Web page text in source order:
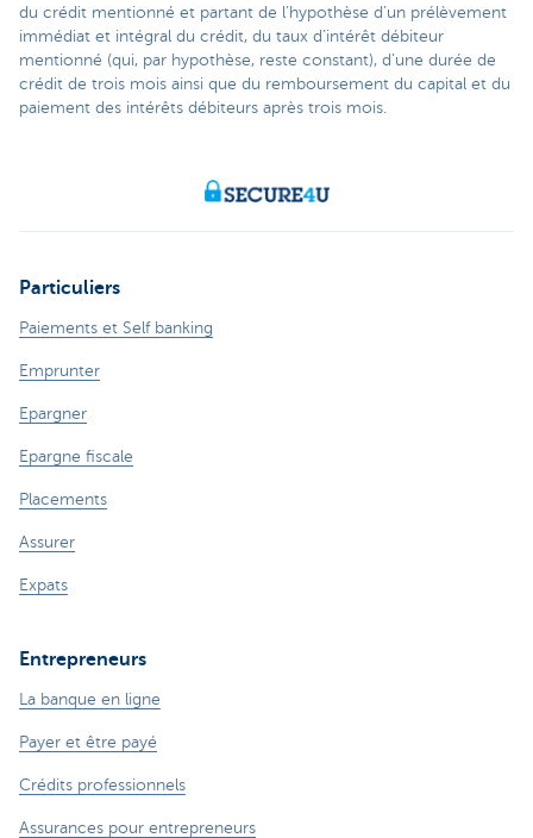
du crédit mentionné et partant de l’hypothèse d’un prélèvement
immédiat et intégral du crédit, du taux d’intérêt débiteur
mentionné (qui, par hypothèse, reste constant), d’une durée de
crédit de trois mois ainsi que du remboursement du capital et du
paiement des intérêts débiteurs après trois mois.
Particuliers
Paiements et Self banking
Emprunter
Epargner
Epargne fiscale
Placements
Assurer
Expats
Entrepreneurs
La banque en ligne
Payer et être payé
Crédits professionnels
Assurances pour entrepreneurs